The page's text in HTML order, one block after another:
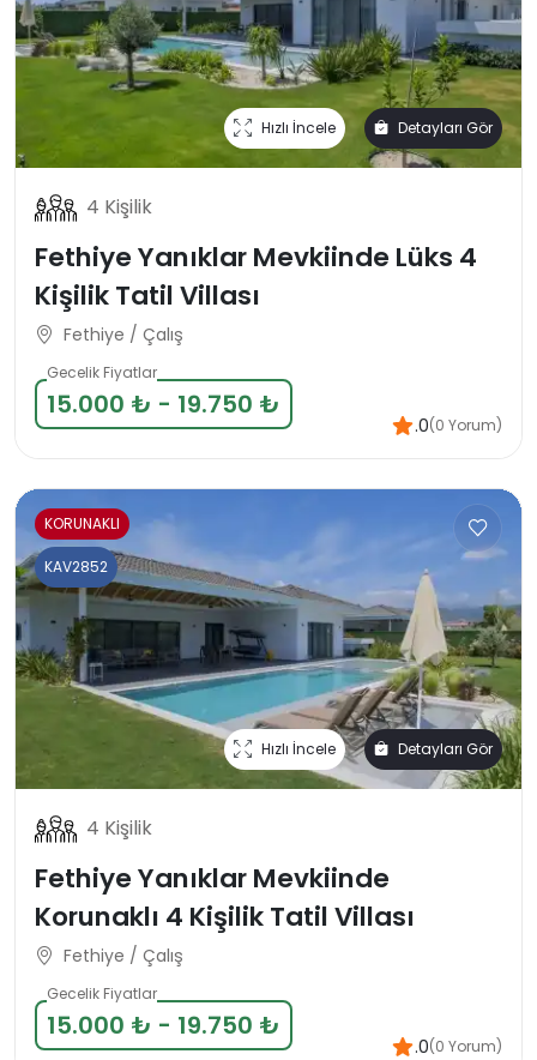
Hızlı İncele Detayları Gör
4 Kişilik
Fethiye Yanıklar Mevkiinde Lüks 4
Kişilik Tatil Villası
Fethiye / Çalış
Gecelik Fiyatlar
15.000 ₺ - 19.750 ₺
.0(0 Yorum)
KORUNAKLI
Hızlı İncele Detayları Gör
KAV2852
4 Kişilik
Fethiye Yanıklar Mevkiinde
Korunaklı 4 Kişilik Tatil Villası
Fethiye / Çalış
Gecelik Fiyatlar
15.000 ₺ - 19.750 ₺
.0(0 Yorum)